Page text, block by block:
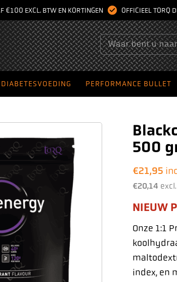
€100 EXCL. BTW EN KORTINGEN OFFICIEEL TORQ
DIABETESVOEDING PERFORMANCE BULLET
500
€21,95
€20,14
NIEUW
Onze 1:1
index, en